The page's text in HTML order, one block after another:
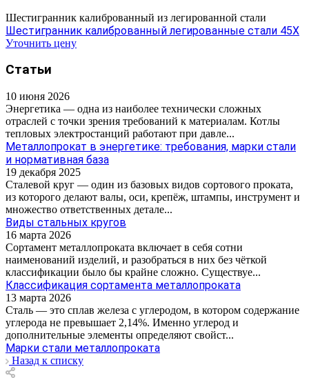
Шестигранник калиброванный из легированной стали
Шестигранник калиброванный легированные стали 45Х
Уточнить цену
Статьи
10 июня 2026
Энергетика — одна из наиболее технически сложных
отраслей с точки зрения требований к материалам. Котлы
тепловых электростанций работают при давле...
Металлопрокат в энергетике: требования, марки стали
и нормативная база
19 декабря 2025
Сталевой круг — один из базовых видов сортового проката,
из которого делают валы, оси, крепёж, штампы, инструмент и
множество ответственных детале...
Виды стальных кругов
16 марта 2026
Сортамент металлопроката включает в себя сотни
наименований изделий, и разобраться в них без чёткой
классификации было бы крайне сложно. Существуе...
Классификация сортамента металлопроката
13 марта 2026
Сталь — это сплав железа с углеродом, в котором содержание
углерода не превышает 2,14%. Именно углерод и
дополнительные элементы определяют свойст...
Марки стали металлопроката
Назад к списку